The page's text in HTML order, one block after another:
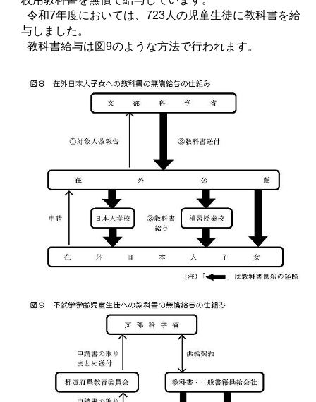
令和7年度においては、723人の児童生徒に教科書を給
与しました。
教科書給与は図9のような方法で行われます。